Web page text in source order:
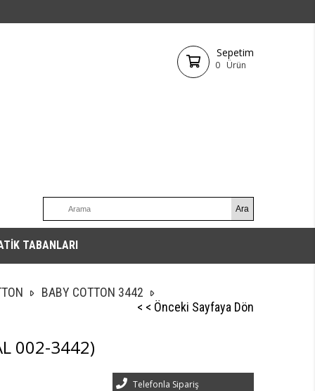
Sepetim
0 Ürün
TABANLARI
BABY COTTON 3442
< < Önceki Sayfaya Dön
002-3442)
Telefonla Sipariş